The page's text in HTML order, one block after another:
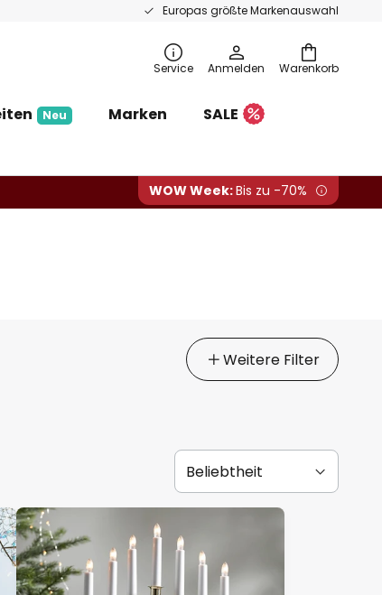
Europas größte Markenauswahl
Warenkorb
Service Anmelden
Neu Marken
SALE
WOW Week:Bis zu -70%
Weitere Filter